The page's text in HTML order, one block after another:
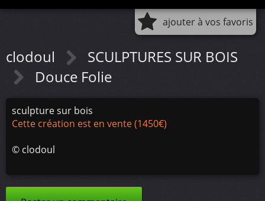
ajouter à vos favoris
clodoul
SCULPTURES SUR BOIS
Douce Folie
sculpture sur bois
Cette création est en vente (1450€)
© clodoul